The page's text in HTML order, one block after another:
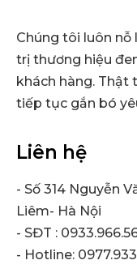
Chúng tôi luôn
trị thương hiệu
khách hàng. Thật
tiếp tục gắn bó
Liên hệ
- Số 314 Nguyễn
Liêm- Hà Nội
- SĐT :
- Hotline: